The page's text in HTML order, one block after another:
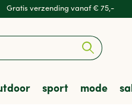
Gratis verzending vanaf € 75,-
sport mode